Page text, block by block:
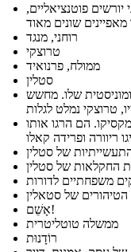
משיכות, לנין מת בשנת 1924. שני יורשים פוטנציאליים,
רוחני, מנגד
טרוצקי
ממולח, פרנואיד
סטלין
שלו. מחשש
הם הרגו אותו
של סטלין
החקלאות של סטלין
הטיהורים של סטאלין
אָשֵׁם!
ממשלה טוטליטרית
רוֹדָנוּת